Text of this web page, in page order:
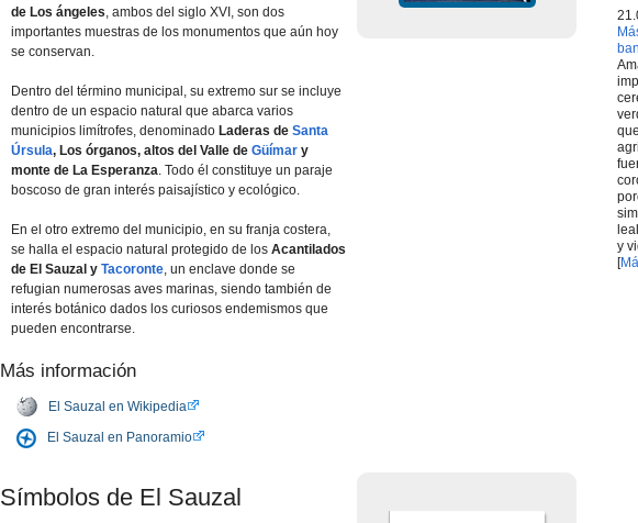
de Los ángeles, ambos del siglo XVI, son dos
importantes muestras de los monumentos que aún hoy
se conservan.
Dentro del término municipal, su extremo sur se incluye
dentro de un espacio natural que abarca varios
municipios limítrofes, denominado Laderas de Santa
Úrsula, Los órganos, altos del Valle de Güímar y
monte de La Esperanza. Todo él constituye un paraje
boscoso de gran interés paisajístico y ecológico.
En el otro extremo del municipio, en su franja costera,
se halla el espacio natural protegido de los Acantilados
de El Sauzal y Tacoronte, un enclave donde se
refugian numerosas aves marinas, siendo también de
interés botánico dados los curiosos endemismos que
pueden encontrarse.
Más información
El Sauzal en Wikipedia
El Sauzal en Panoramio
Símbolos de El Sauzal
y
[